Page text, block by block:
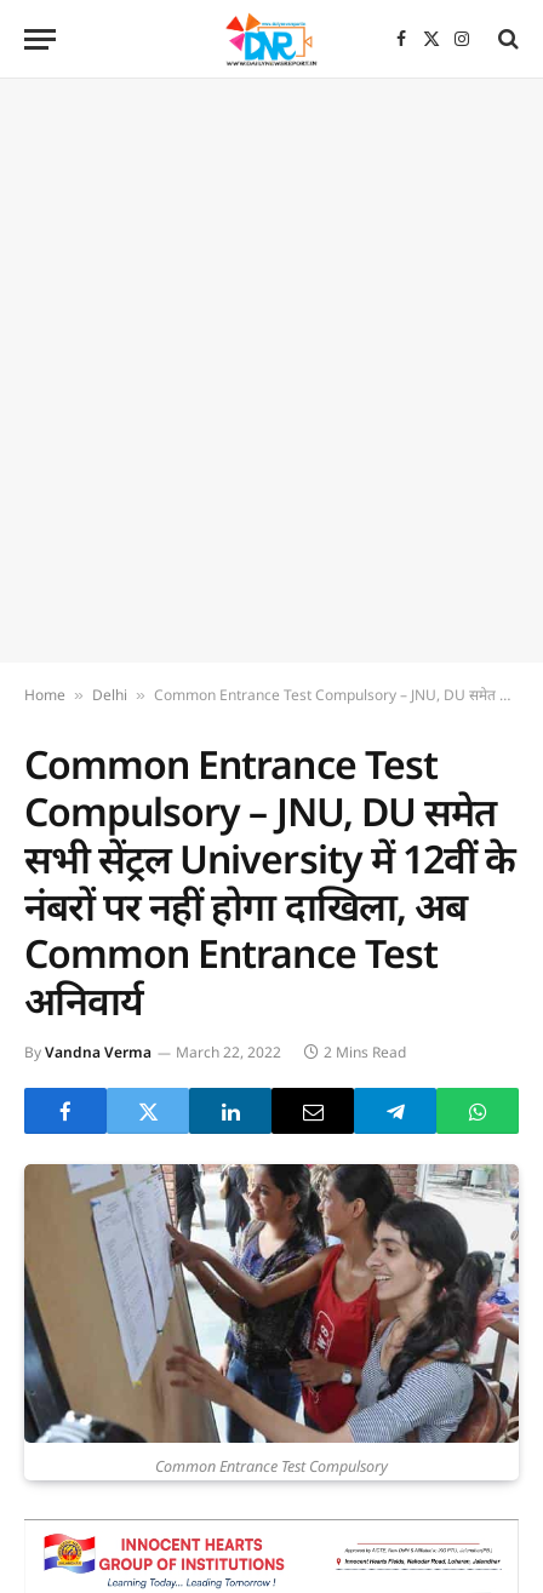
Facebook
X
Home » Delhi » Common Entrance Test Compulsory – JNU, DU समेत सभी सेंट्रल University में 12वीं के नंबरों पर नहीं होगा दाखिला, अब Common Entrance Test अनिवार्य
Common Entrance Test
Compulsory – JNU, DU समेत
सभी सेंट्रल University में 12वीं के
नंबरों पर नहीं होगा दाखिला, अब
Common Entrance Test
अनिवार्य
ByVandna Verma March 22, 2022 2 Mins Read
Common Entrance Test Compulsory